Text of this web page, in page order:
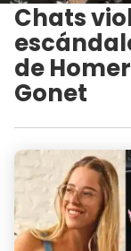
Chats
de
Gonet